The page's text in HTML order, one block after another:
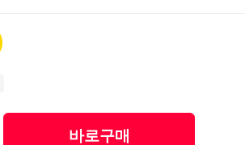
바로구매